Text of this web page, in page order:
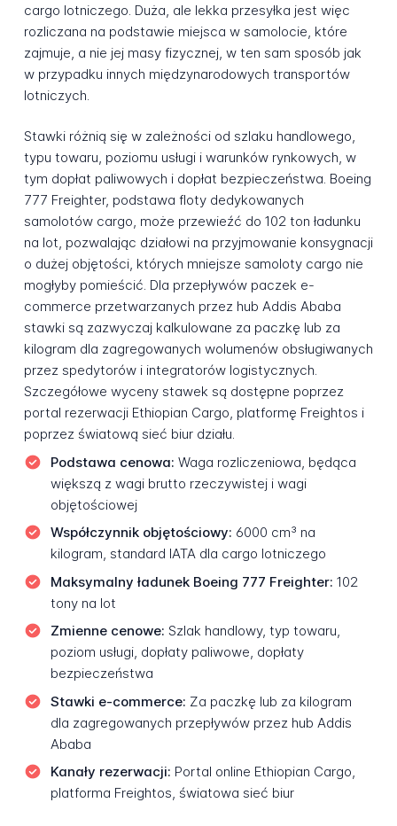
cargo lotniczego. Duża, ale lekka przesyłka jest więc
rozliczana na podstawie miejsca w samolocie, które
zajmuje, a nie jej masy fizycznej, w ten sam sposób jak
w przypadku innych międzynarodowych transportów
lotniczych.
Stawki różnią się w zależności od szlaku handlowego,
typu towaru, poziomu usługi i warunków rynkowych, w
tym dopłat paliwowych i dopłat bezpieczeństwa. Boeing
777 Freighter, podstawa floty dedykowanych
samolotów cargo, może przewieźć do 102 ton ładunku
na lot, pozwalając działowi na przyjmowanie konsygnacji
o dużej objętości, których mniejsze samoloty cargo nie
mogłyby pomieścić. Dla przepływów paczek e-
commerce przetwarzanych przez hub Addis Ababa
stawki są zazwyczaj kalkulowane za paczkę lub za
kilogram dla zagregowanych wolumenów obsługiwanych
przez spedytorów i integratorów logistycznych.
Szczegółowe wyceny stawek są dostępne poprzez
portal rezerwacji Ethiopian Cargo, platformę Freightos i
poprzez światową sieć biur działu.
Podstawa cenowa: Waga rozliczeniowa, będąca
większą z wagi brutto rzeczywistej i wagi
objętościowej
Współczynnik objętościowy: 6000 cm³ na
kilogram, standard IATA dla cargo lotniczego
Maksymalny ładunek Boeing 777 Freighter: 102
tony na lot
Zmienne cenowe: Szlak handlowy, typ towaru,
poziom usługi, dopłaty paliwowe, dopłaty
bezpieczeństwa
Stawki e-commerce: Za paczkę lub za kilogram
dla zagregowanych przepływów przez hub Addis
Ababa
Kanały rezerwacji: Portal online Ethiopian Cargo,
platforma Freightos, światowa sieć biur